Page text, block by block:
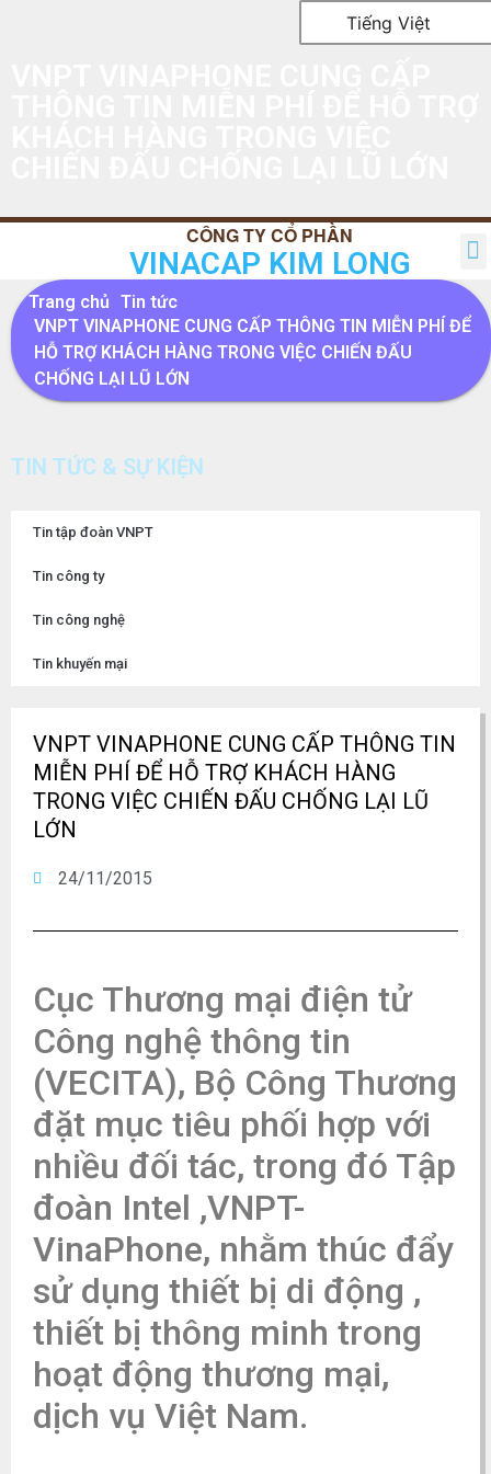
Tiếng Việt
VINACAP KIM LONG
Trang chủ Tin tức
VNPT VINAPHONE CUNG CẤP THÔNG TIN MIỄN PHÍ ĐỂ
HỖ TRỢ KHÁCH HÀNG TRONG VIỆC CHIẾN ĐẤU
CHỐNG LẠI LŨ LỚN
TIN TỨC & SỰ KIỆN
Tin tập đoàn VNPT
Tin công ty
Tin công nghệ
Tin khuyến mại
VNPT VINAPHONE CUNG CẤP THÔNG TIN
MIỄN PHÍ ĐỂ HỖ TRỢ KHÁCH HÀNG
TRONG VIỆC CHIẾN ĐẤU CHỐNG LẠI LŨ
LỚN
24/11/2015
Cục Thương mại điện tử
Công nghệ thông tin
(VECITA), Bộ Công Thương
đặt mục tiêu phối hợp với
nhiều đối tác, trong đó Tập
đoàn Intel ,VNPT-
VinaPhone, nhằm thúc đẩy
sử dụng thiết bị di động ,
thiết bị thông minh trong
hoạt động thương mại,
dịch vụ Việt Nam.